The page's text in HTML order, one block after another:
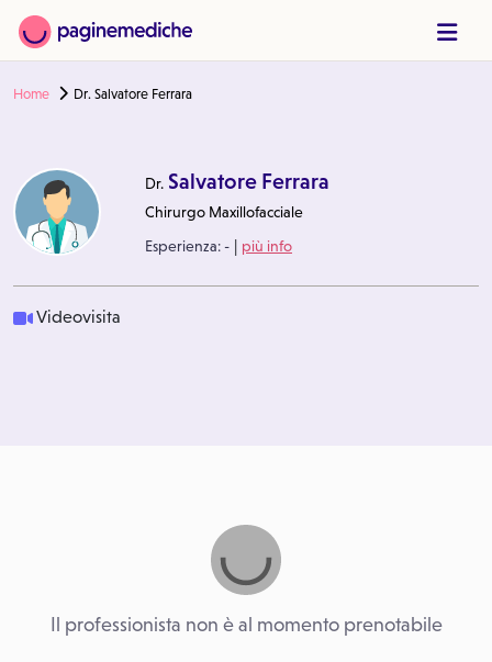
Home Dr. Salvatore Ferrara
Dr. Salvatore Ferrara
Chirurgo Maxillofacciale
Esperienza:- | più info
Videovisita
Il professionista non è al momento prenotabile